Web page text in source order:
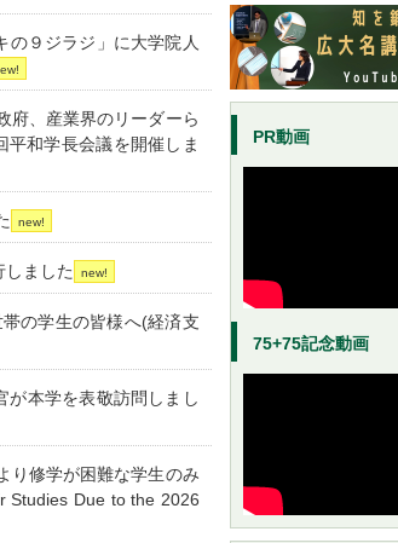
の９ジラジ」に大学院人
府、産業界のリーダーら
和学長会議を開催しま
しました
の学生の皆様へ(経済支
が本学を表敬訪問しまし
り修学が困難な学生のみ
Studies Due to the 2026
PR動画
75+75記念動画